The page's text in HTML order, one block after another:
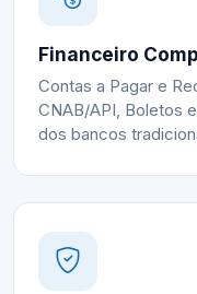
Financeiro
Contas a Pagar e
CNAB/API, Boletos
dos bancos